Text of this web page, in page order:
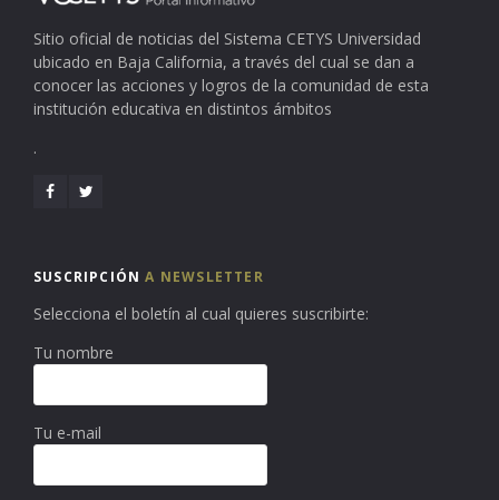
Sitio oficial de noticias del Sistema CETYS Universidad
ubicado en Baja California, a través del cual se dan a
conocer las acciones y logros de la comunidad de esta
institución educativa en distintos ámbitos
.
SUSCRIPCIÓNA NEWSLETTER
Selecciona el boletín al cual quieres suscribirte:
Tu nombre
Tu e-mail